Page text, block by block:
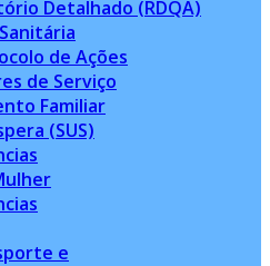
Detalhado (RDQA)
de Ações
de Serviço
Familiar
(SUS)
e